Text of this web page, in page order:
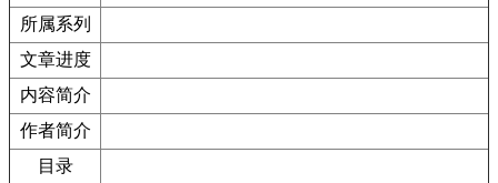
所属系列
文章进度
内容简介
作者简介
目录